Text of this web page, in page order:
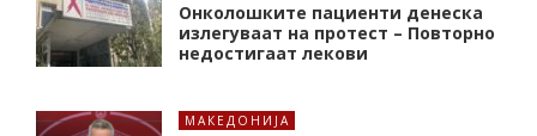
Онколошките пациенти денеска
излегуваат на протест – Повторно
недостигаат лекови
МАКЕДОНИЈА